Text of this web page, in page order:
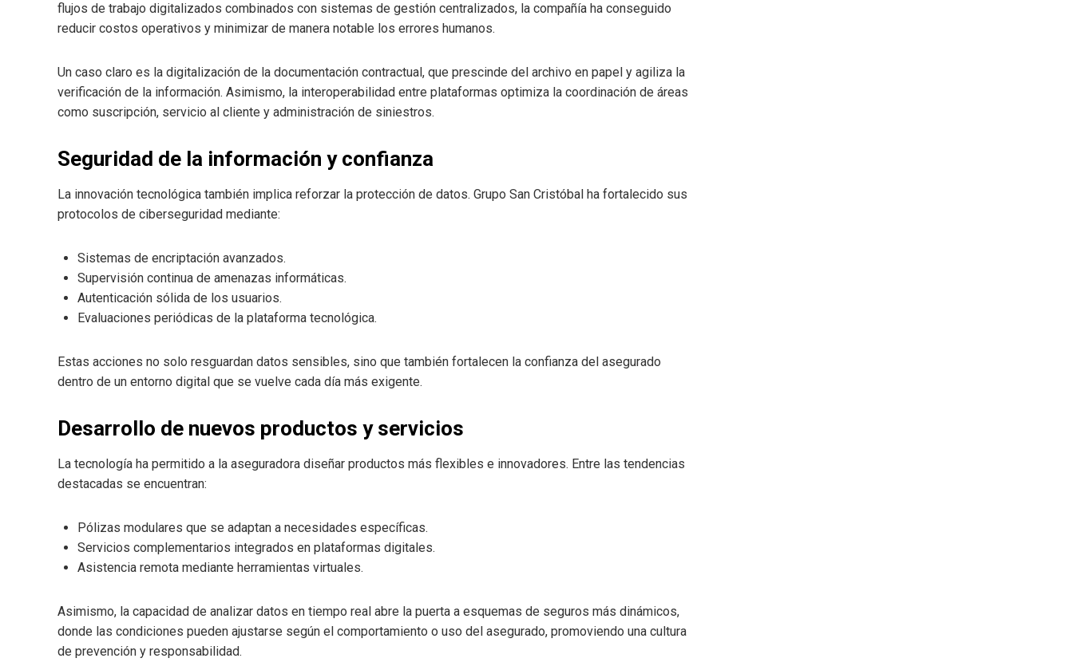
flujos de trabajo digitalizados combinados con sistemas de gestión centralizados, la compañía ha conseguido
reducir costos operativos y minimizar de manera notable los errores humanos.
Un caso claro es la digitalización de la documentación contractual, que prescinde del archivo en papel y agiliza la
verificación de la información. Asimismo, la interoperabilidad entre plataformas optimiza la coordinación de áreas
como suscripción, servicio al cliente y administración de siniestros.
Seguridad de la información y confianza
La innovación tecnológica también implica reforzar la protección de datos. Grupo San Cristóbal ha fortalecido sus
protocolos de ciberseguridad mediante:
Sistemas de encriptación avanzados.
Supervisión continua de amenazas informáticas.
Autenticación sólida de los usuarios.
Evaluaciones periódicas de la plataforma tecnológica.
Estas acciones no solo resguardan datos sensibles, sino que también fortalecen la confianza del asegurado
dentro de un entorno digital que se vuelve cada día más exigente.
Desarrollo de nuevos productos y servicios
La tecnología ha permitido a la aseguradora diseñar productos más flexibles e innovadores. Entre las tendencias
destacadas se encuentran:
Pólizas modulares que se adaptan a necesidades específicas.
Servicios complementarios integrados en plataformas digitales.
Asistencia remota mediante herramientas virtuales.
Asimismo, la capacidad de analizar datos en tiempo real abre la puerta a esquemas de seguros más dinámicos,
donde las condiciones pueden ajustarse según el comportamiento o uso del asegurado, promoviendo una cultura
de prevención y responsabilidad.